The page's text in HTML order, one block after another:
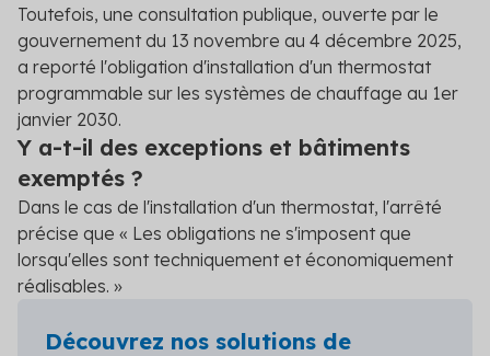
Toutefois, une consultation publique, ouverte par le
gouvernement du 13 novembre au 4 décembre 2025,
a reporté l'obligation d'installation d'un thermostat
programmable sur les systèmes de chauffage au 1er
janvier 2030.
Y a-t-il des exceptions et bâtiments
exemptés ?
Dans le cas de l'installation d'un thermostat, l'arrêté
précise que « Les obligations ne s'imposent que
lorsqu'elles sont techniquement et économiquement
réalisables. »
Découvrez nos solutions de